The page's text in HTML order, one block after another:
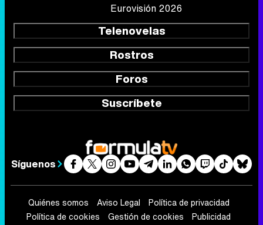
Eurovisión 2026
Telenovelas
Rostros
Foros
Suscríbete
Síguenos
Quiénes somos Aviso Legal
Política de privacidad
Política de cookies
Gestión de cookies
Publicidad